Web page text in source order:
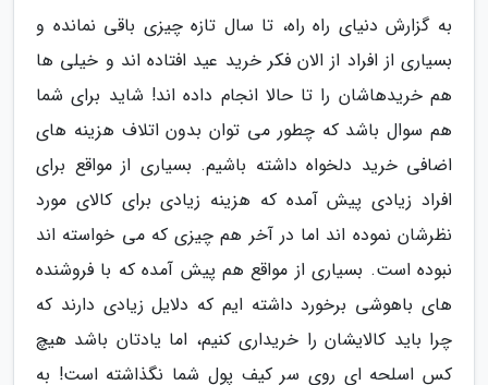
به گزارش دنیای راه راه، تا سال تازه چیزی باقی نمانده و
بسیاری از افراد از الان فکر خرید عید افتاده اند و خیلی ها
هم خریدهاشان را تا حالا انجام داده اند! شاید برای شما
هم سوال باشد که چطور می توان بدون اتلاف هزینه های
اضافی خرید دلخواه داشته باشیم. بسیاری از مواقع برای
افراد زیادی پیش آمده که هزینه زیادی برای کالای مورد
نظرشان نموده اند اما در آخر هم چیزی که می خواسته اند
نبوده است. بسیاری از مواقع هم پیش آمده که با فروشنده
های باهوشی برخورد داشته ایم که دلایل زیادی دارند که
چرا باید کالایشان را خریداری کنیم، اما یادتان باشد هیچ
کس اسلحه ای روی سر کیف پول شما نگذاشته است! به